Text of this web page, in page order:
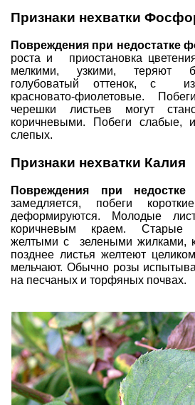
Признаки нехватки
Повреждения при недостатке
роста и приостановка
мелкими, узкими, теряют
голубоватый оттенок, с
красновато-фиолетовые.
черешки листьев могут
коричневыми. Побеги слабые,
слепых.
Признаки нехватки Калия
Повреждения при недостке
замедляется, побеги
деформируются. Молодые
коричневым краем. Старые
желтыми с зелеными жилками,
позднее листья желтеют
мельчают. Обычно розы
на песчаных и торфяных почвах.